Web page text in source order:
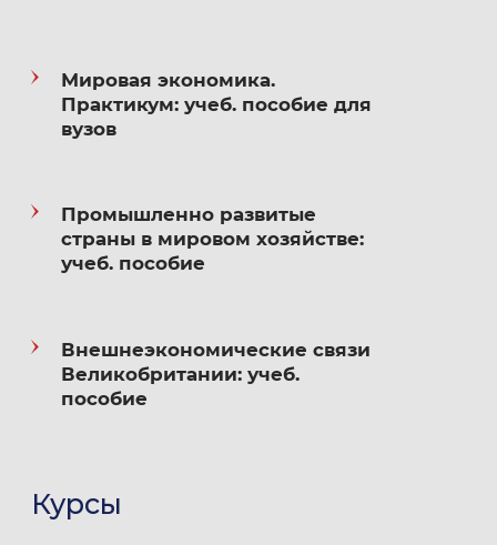
Knowledge of foreign languages — English.
Мировая экономика.
Практикум: учеб. пособие для
вузов
Промышленно развитые
страны в мировом хозяйстве:
учеб. пособие
Внешнеэкономические связи
Великобритании: учеб.
пособие
Курсы